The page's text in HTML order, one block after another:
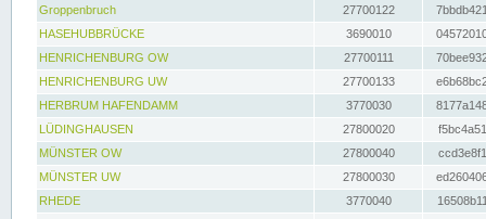
Groppenbruch
27700122
HASEHUBBRÜCKE
3690010
HENRICHENBURG OW
27700111
HENRICHENBURG UW
27700133
HERBRUM HAFENDAMM
3770030
LÜDINGHAUSEN
27800020
MÜNSTER OW
27800040
MÜNSTER UW
27800030
RHEDE
3770040